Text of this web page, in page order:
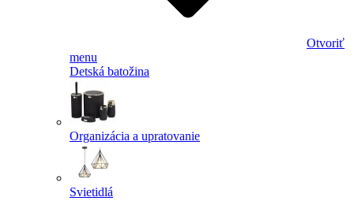
Otvoriť
menu
Detská batožina
Organizácia a upratovanie
Svietidlá